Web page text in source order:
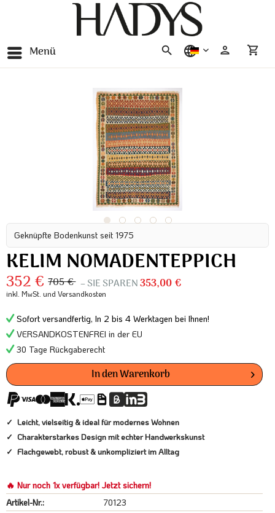
Menü deutsch
Geknüpfte Bodenkunst seit 1975
KELIM NOMADENTEPPICH
352 € 705 € – SIE SPAREN353,00 €
inkl. MwSt. und Versandkosten
Sofort versandfertig, In 2 bis 4 Werktagen bei Ihnen!
VERSANDKOSTENFREI in der EU
30 Tage Rückgaberecht
In denWarenkorb
Leicht, vielseitig & ideal für modernes Wohnen
Charakterstarkes Design mit echter Handwerkskunst
Flachgewebt, robust & unkompliziert im Alltag
🔥 Nur noch 1x verfügbar! Jetzt sichern!
Artikel-Nr.:
70123